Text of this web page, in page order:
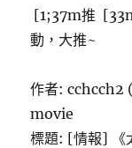
[1;37m推
動，大
作者: cchcch2
movie
標題: [情報] 《